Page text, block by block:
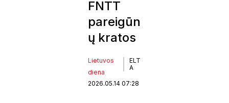
FNTT
pareigūn
ų kratos
Lietuvos
diena
ELT
A
2026.05.14 07:28